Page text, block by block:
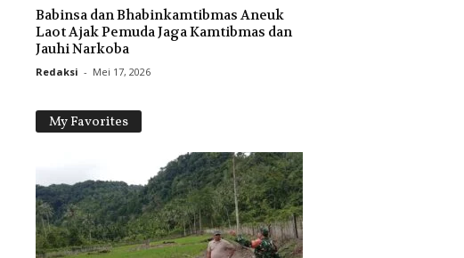
Babinsa dan Bhabinkamtibmas Aneuk
Laot Ajak Pemuda Jaga Kamtibmas dan
Jauhi Narkoba
Redaksi - Mei 17, 2026
My Favorites